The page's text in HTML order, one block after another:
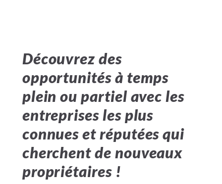
Découvrez des
opportunités à temps
plein ou partiel avec les
entreprises les plus
connues et réputées qui
cherchent de nouveaux
propriétaires !